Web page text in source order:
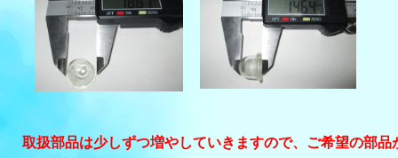
取扱部品は少しずつ増やしていきますので、ご希望の部